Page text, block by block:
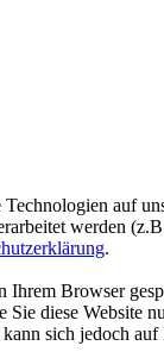
auf
werden
.
Browser
Sie diese Website
sich jedoch